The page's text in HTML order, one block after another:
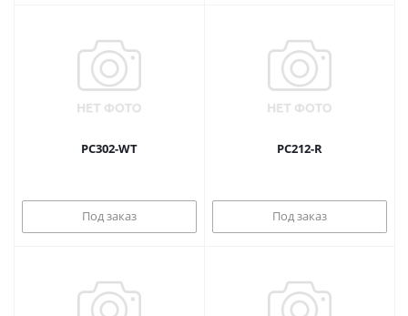
PC302-WT
Под заказ
PC212-R
Под заказ